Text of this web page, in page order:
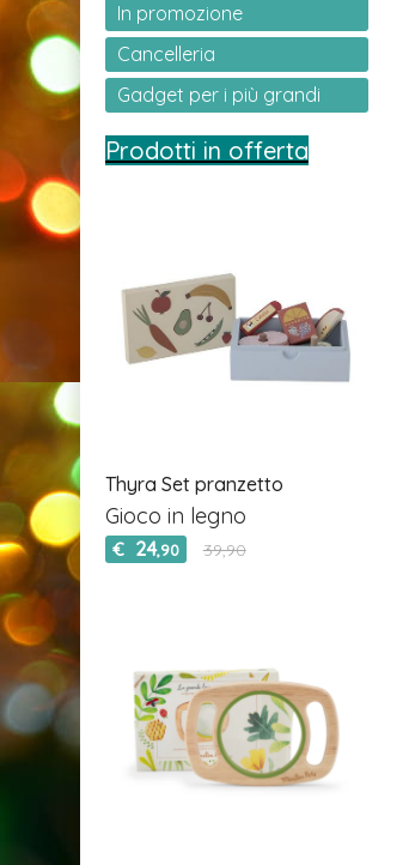
In promozione
Cancelleria
Gadget per i più grandi
Prodotti in offerta
Thyra Set pranzetto
Gioco in legno
€ 24,90 39,90